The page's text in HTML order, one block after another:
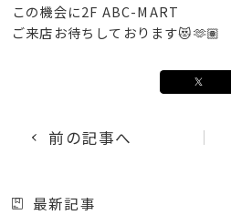
この機会に2F ABC-MART
ご来店お待ちしております😻🫶🏽
前の記事へ
最新記事